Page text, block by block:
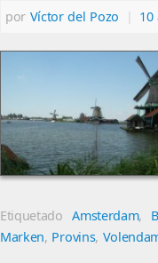
por Víctor del Pozo 10
EtiquetadoAmsterdam,
Marken, Provins,